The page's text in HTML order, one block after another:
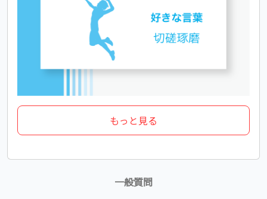
もっと見る
一般質問